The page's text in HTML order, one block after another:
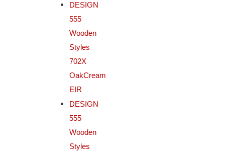
DESIGN
555
Wooden
Styles
702X
OakCream
EIR
DESIGN
555
Wooden
Styles